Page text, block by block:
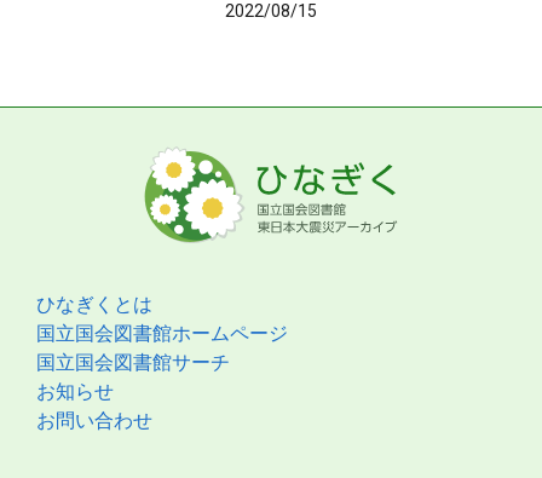
2022/08/15
ひなぎくとは
国立国会図書館ホームページ
国立国会図書館サーチ
お知らせ
お問い合わせ